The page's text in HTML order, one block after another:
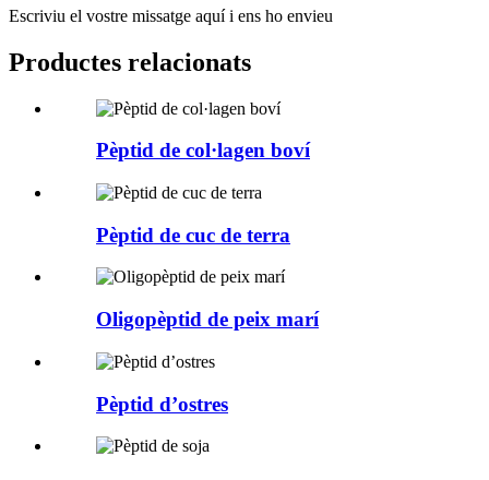
Escriviu el vostre missatge aquí i ens ho envieu
Productes relacionats
Pèptid de col·lagen boví
Pèptid de cuc de terra
Oligopèptid de peix marí
Pèptid d’ostres